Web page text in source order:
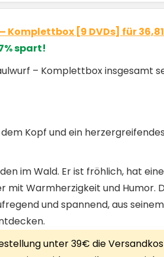
Komplettbox [9 DVDs] für
spart!
– Komplettbox insgesamt
Kopf und ein
im Wald. Er ist fröhlich, hat
Warmherzigkeit und Humor.
und spannend, aus
unter 39€ die